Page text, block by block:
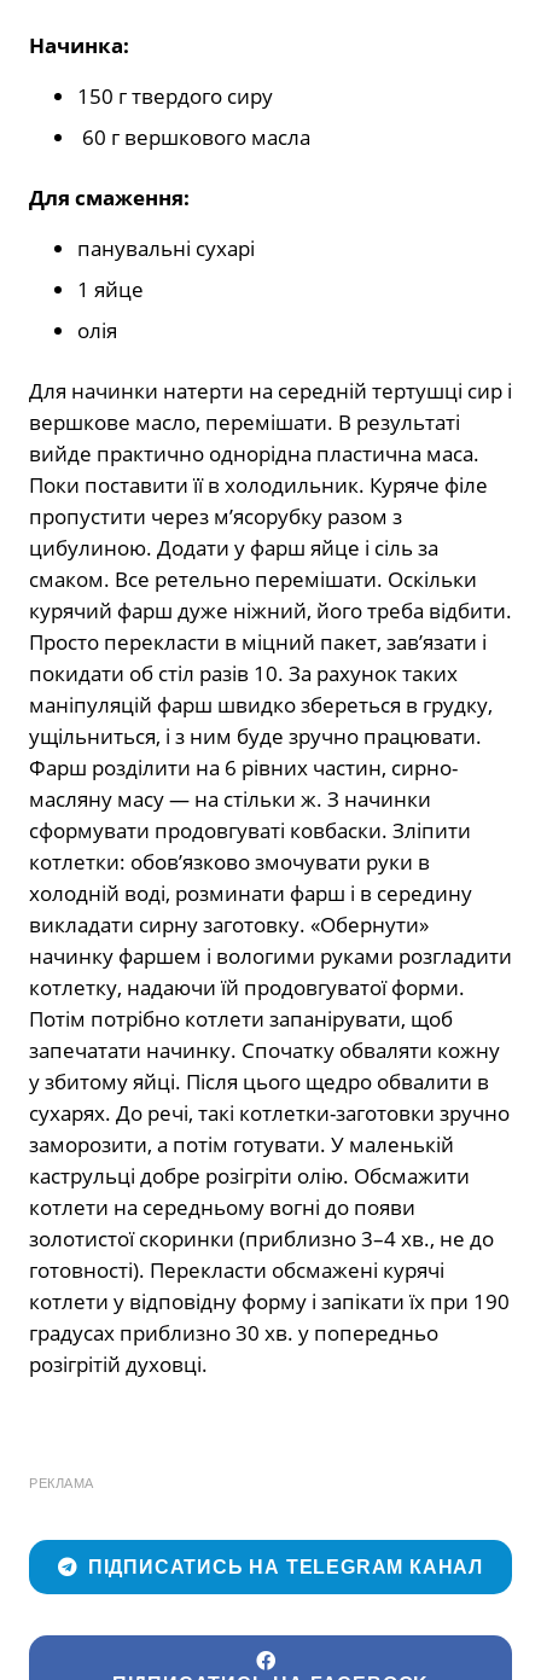
Начинка:
150 г твердого сиру
60 г вершкового масла
Для смаження:
панувальні сухарі
1 яйце
олія
Для начинки натерти на середній тертушці сир і
вершкове масло, перемішати. В результаті
вийде практично однорідна пластична маса.
Поки поставити її в холодильник. Куряче філе
пропустити через м’ясорубку разом з
цибулиною. Додати у фарш яйце і сіль за
смаком. Все ретельно перемішати. Оскільки
курячий фарш дуже ніжний, його треба відбити.
Просто перекласти в міцний пакет, зав’язати і
покидати об стіл разів 10. За рахунок таких
маніпуляцій фарш швидко збереться в грудку,
ущільниться, і з ним буде зручно працювати.
Фарш розділити на 6 рівних частин, сирно-
масляну масу — на стільки ж. З начинки
сформувати продовгуваті ковбаски. Зліпити
котлетки: обов’язково змочувати руки в
холодній воді, розминати фарш і в середину
викладати сирну заготовку. «Обернути»
начинку фаршем і вологими руками розгладити
котлетку, надаючи їй продовгуватої форми.
Потім потрібно котлети запанірувати, щоб
запечатати начинку. Спочатку обваляти кожну
у збитому яйці. Після цього щедро обвалити в
сухарях. До речі, такі котлетки-заготовки зручно
заморозити, а потім готувати. У маленькій
каструльці добре розігріти олію. Обсмажити
котлети на середньому вогні до появи
золотистої скоринки (приблизно 3–4 хв., не до
готовності). Перекласти обсмажені курячі
котлети у відповідну форму і запікати їх при 190
градусах приблизно 30 хв. у попередньо
розігрітій духовці.
РЕКЛАМА
ПІДПИСАТИСЬ НА TELEGRAM КАНАЛ